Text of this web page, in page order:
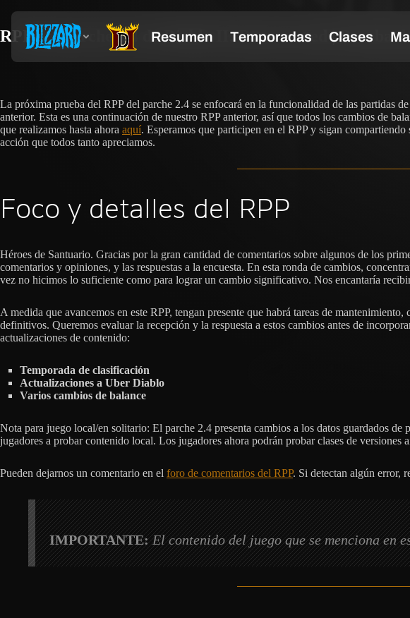
RPP del parche 2.4 de Diablo II: Resurrected | Prueba
La próxima prueba del RPP del parche 2.4 se enfocará en la funcionalidad de las partidas
anterior. Esta es una continuación de nuestro RPP anterior, así que todos los cambios de
que realizamos hasta ahora aquí. Esperamos que participen en el RPP y sigan
acción que todos tanto apreciamos.
Foco y detalles del RPP
Héroes de Santuario. Gracias por la gran cantidad de comentarios sobre algunos de los
comentarios y opiniones, y las respuestas a la encuesta. En esta ronda de cambios,
vez no hicimos lo suficiente como para lograr un cambio significativo. Nos encantaría
A medida que avancemos en este RPP, tengan presente que habrá tareas de
definitivos. Queremos evaluar la recepción y la respuesta a estos cambios antes de
actualizaciones de contenido:
Temporada de clasificación
Actualizaciones a Uber Diablo
Varios cambios de balance
Nota para juego local/en solitario: El parche 2.4 presenta cambios a los datos guardados
jugadores a probar contenido local. Los jugadores ahora podrán probar clases de
Pueden dejarnos un comentario en el foro de comentarios del RPP. Si detectan algún error,
IMPORTANTE:El contenido del juego que se menciona en